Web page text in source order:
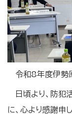
令和8年度伊勢
日頃より、防犯
に、心より感謝申